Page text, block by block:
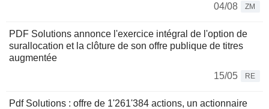
04/08
ZM
PDF Solutions annonce l'exercice intégral de l'option de
surallocation et la clôture de son offre publique de titres
augmentée
15/05
RE
Pdf Solutions : offre de 1'261'384 actions, un actionnaire